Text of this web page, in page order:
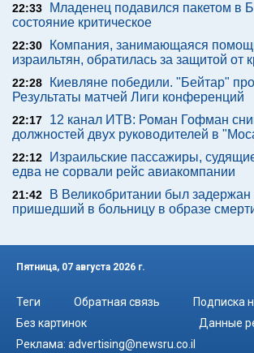
22:33
Младенец подавился пакетом в
состояние критическое
22:30
Компания, занимающаяся
израильтян, обратилась за защитой от
22:28
Киевляне победили. "Бейтар"
Результаты матчей Лиги конференций
22:17
12 канал ИТВ: Роман Гофман
должностей двух руководителей в
22:12
Израильские пассажиры,
едва не сорвали рейс авиакомпании
21:42
В Великобритании был
пришедший в больницу в образе
Пятница, 07 августа 2026 г.
Теги Обратная связь
Подписка
Без картинок
Данные
Реклама: advertising@newsru.co.il